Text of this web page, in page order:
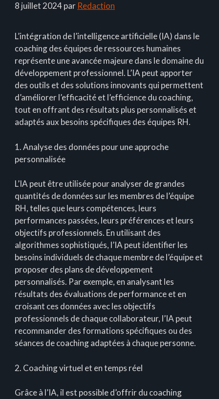
8 juillet 2024par Redaction
L’intégration de l’intelligence artificielle (IA) dans le
coaching des équipes de ressources humaines
représente une avancée majeure dans le domaine du
développement professionnel. L’IA peut apporter
des outils et des solutions innovants qui permettent
d’améliorer l’efficacité et l’efficience du coaching,
tout en offrant des résultats plus personnalisés et
adaptés aux besoins spécifiques des équipes RH.
1. Analyse des données pour une approche
personnalisée
L’IA peut être utilisée pour analyser de grandes
quantités de données sur les membres de l’équipe
RH, telles que leurs compétences, leurs
performances passées, leurs préférences et leurs
objectifs professionnels. En utilisant des
algorithmes sophistiqués, l’IA peut identifier les
besoins individuels de chaque membre de l’équipe et
proposer des plans de développement
personnalisés. Par exemple, en analysant les
résultats des évaluations de performance et en
croisant ces données avec les objectifs
professionnels de chaque collaborateur, l’IA peut
recommander des formations spécifiques ou des
séances de coaching adaptées à chaque personne.
2. Coaching virtuel et en temps réel
Grâce à l’IA, il est possible d’offrir du coaching